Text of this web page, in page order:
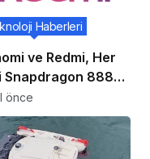
ve Redmi, Her
Snapdragon 888
ile İki Amiral
Modeli Piyasaya
Haberleri
önce